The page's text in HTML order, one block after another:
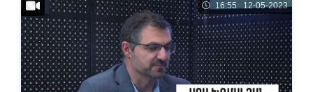
16:55 12-05-2023